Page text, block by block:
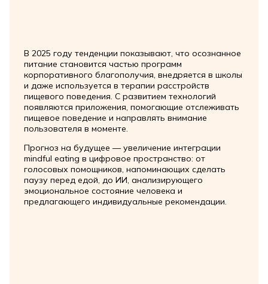
В 2025 году тенденции показывают, что осознанное
питание становится частью программ
корпоративного благополучия, внедряется в школы
и даже используется в терапии расстройств
пищевого поведения. С развитием технологий
появляются приложения, помогающие отслеживать
пищевое поведение и направлять внимание
пользователя в моменте.
Прогноз на будущее — увеличение интеграции
mindful eating в цифровое пространство: от
голосовых помощников, напоминающих сделать
паузу перед едой, до ИИ, анализирующего
эмоциональное состояние человека и
предлагающего индивидуальные рекомендации.